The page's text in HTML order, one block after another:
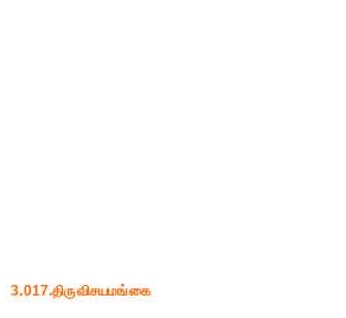
3.017.திருவிசயமங்கை